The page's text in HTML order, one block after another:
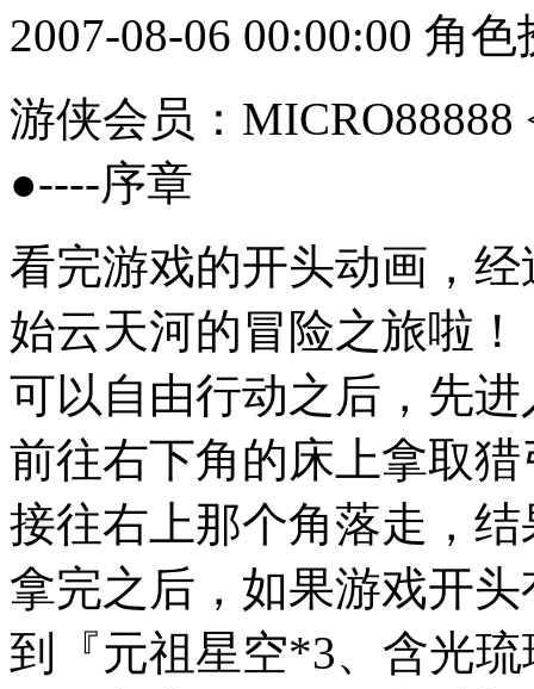
2007-08-06 00:00:00 角色
游侠会员：MICRO88888
●----序章
看完游戏的开头动画，
始云天河的冒险之旅啦！
可以自由行动之后，先
前往右下角的床上拿取
接往右上那个角落走，
拿完之后，如果游戏开
到『元祖星空*3、含光